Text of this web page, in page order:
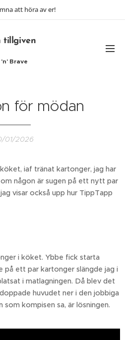
att höra av er!
tillgiven
Brave
för mödan
01/2026
iaf tränat kartonger, jag har
någon är sugen på ett nytt par
visar också upp hur TippTapp
i köket. Ybbe fick starta
på ett par kartonger slängde jag i
i matlagningen. Då blev det
huvudet ner i den jobbiga
kompisen sa, är lösningen.